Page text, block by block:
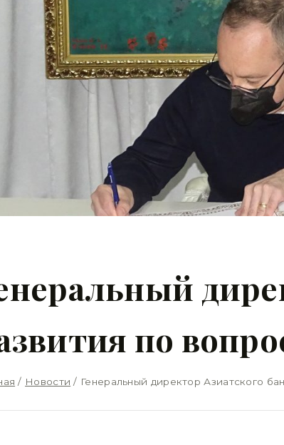
по
/ Новости / Генеральный директор Азиатского